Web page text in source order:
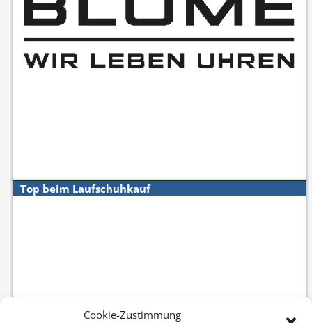
Cookie-Zustimmung
Top beim Laufschuhkauf